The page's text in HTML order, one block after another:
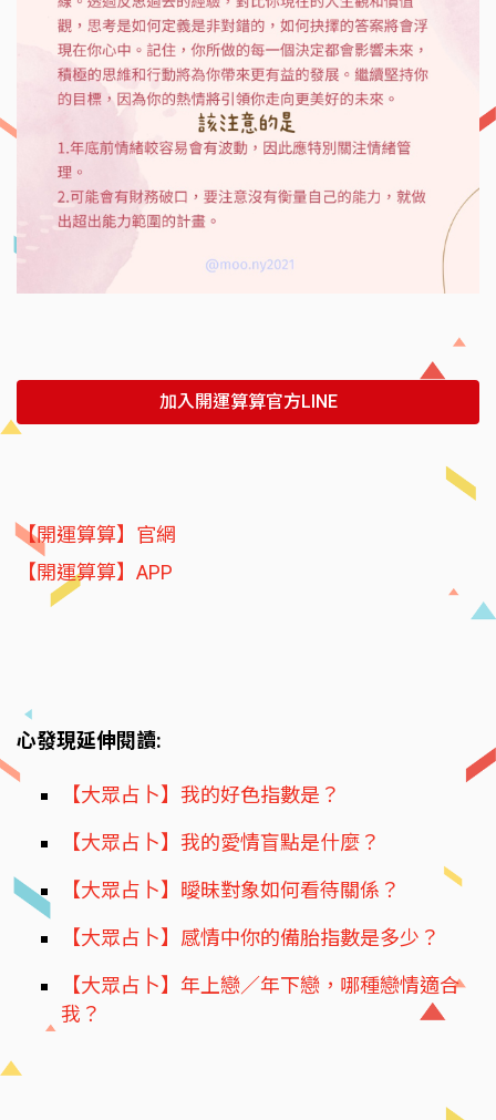
加入開運算算官方LINE
【開運算算】官網
【開運算算】APP
心發現延伸閱讀:
【大眾占卜】我的好色指數是？
【大眾占卜】我的愛情盲點是什麼？
【大眾占卜】曖昧對象如何看待關係？
【大眾占卜】感情中你的備胎指數是多少？
【大眾占卜】年上戀／年下戀，哪種戀情適合
我？